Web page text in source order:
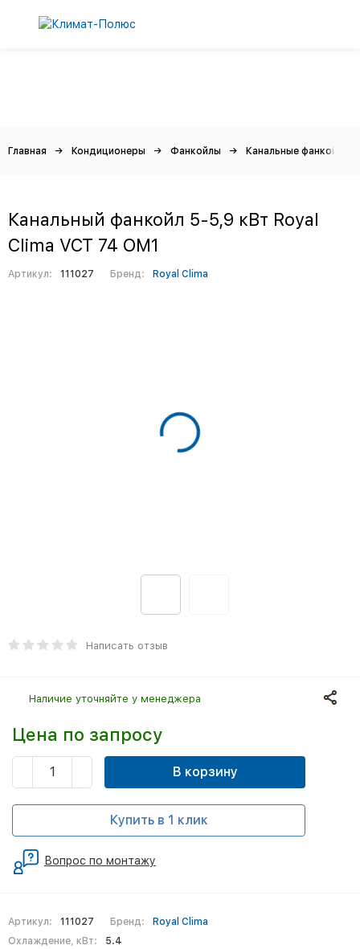
Главная Кондиционеры Фанкойлы Канальные фанкойлы
Канальный фанкойл 5-5,9 кВт Royal
Clima VCT 74 OM1
Артикул: 111027 Бренд: Royal Clima
Написать отзыв
Артикул: 111027 Бренд:
Royal Clima
Охлаждение, кВт:
5.4
Наличие уточняйте у менеджера
Цена по запросу
В корзину
Купить в 1 клик
Вопрос по монтажу